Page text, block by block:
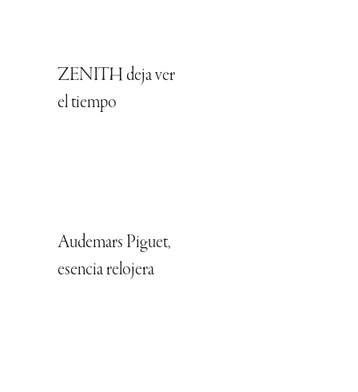
ZENITH deja ver
el tiempo
Audemars Piguet,
esencia relojera